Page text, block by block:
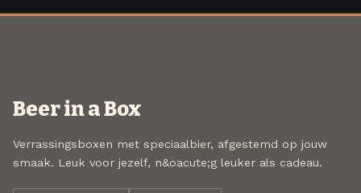
Beer in a Box
Verrassingsboxen met speciaalbier, afgestemd op jouw
smaak. Leuk voor jezelf, n&oacute;g leuker als cadeau.